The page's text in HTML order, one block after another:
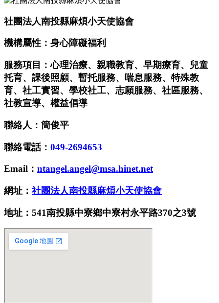
社團法人南投縣麻煩小天使協會
機構屬性：身心障礙福利
服務項目：心理治療、親職教育、早期療育、兒童
托育、課後照顧、暫托服務、喘息服務、特殊教
育、社工實習、學校社工、志願服務、社區服務、
社教宣導、權益倡導
聯絡人：簡俊平
聯絡電話： 049-2694653
Email： ntangel.angel@msa.hinet.net
網址： 社團法人南投縣麻煩小天使協會
地址：541南投縣中寮鄉中寮村永平路370之3號